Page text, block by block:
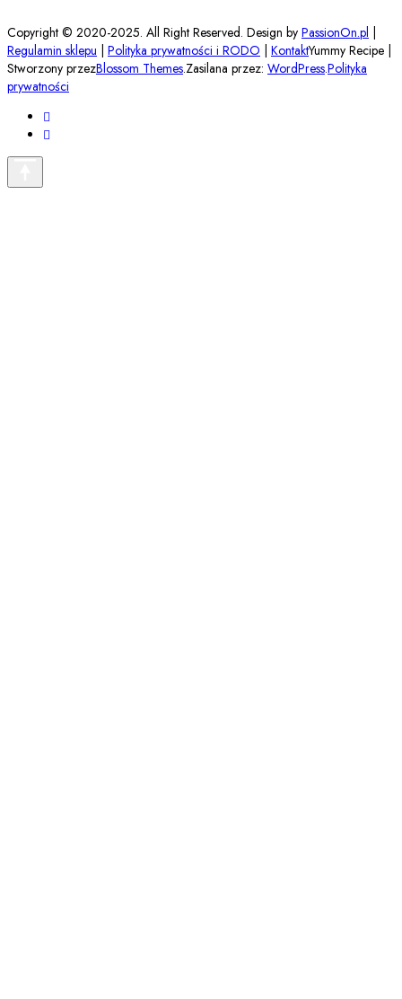
Copyright © 2020-2025. All Right Reserved. Design by PassionOn.pl |
Regulamin sklepu | Polityka prywatności i RODO | KontaktYummy Recipe |
Stworzony przezBlossom Themes.Zasilana przez: WordPress.Polityka
prywatności